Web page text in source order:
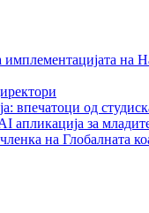
на
впечатоци од
апликација за
на Глобалната